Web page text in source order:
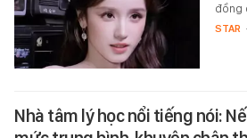
đồng
STAR
Nhà tâm lý học nổi tiếng nói: